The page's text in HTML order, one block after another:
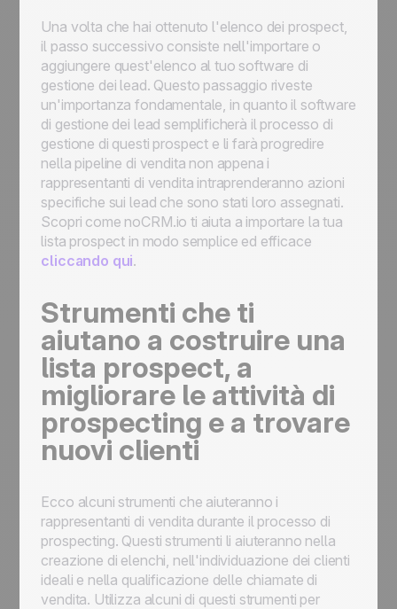
Una volta che hai ottenuto l'elenco dei prospect,
il passo successivo consiste nell'importare o
aggiungere quest'elenco al tuo software di
gestione dei lead. Questo passaggio riveste
un'importanza fondamentale, in quanto il software
di gestione dei lead semplificherà il processo di
gestione di questi prospect e li farà progredire
nella pipeline di vendita non appena i
rappresentanti di vendita intraprenderanno azioni
specifiche sui lead che sono stati loro assegnati.
Scopri come noCRM.io ti aiuta a importare la tua
lista prospect in modo semplice ed efficace
cliccando qui.
Strumenti che ti
aiutano a costruire una
lista prospect, a
migliorare le attività di
prospecting e a trovare
nuovi clienti
Ecco alcuni strumenti che aiuteranno i
rappresentanti di vendita durante il processo di
prospecting. Questi strumenti li aiuteranno nella
creazione di elenchi, nell'individuazione dei clienti
ideali e nella qualificazione delle chiamate di
vendita. Utilizza alcuni di questi strumenti per